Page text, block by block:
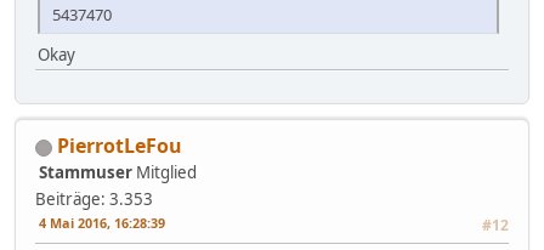
5437470
Okay
PierrotLeFou
Stammuser Mitglied
Beiträge: 3.353
4 Mai 2016, 16:28:39 #12